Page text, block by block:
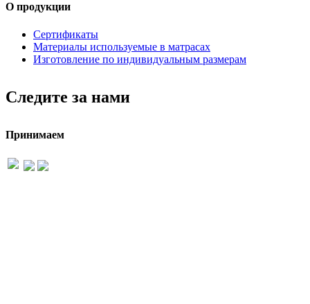
О продукции
Сертификаты
Материалы используемые в матрасах
Изготовление по индивидуальным размерам
Следите за нами
Принимаем